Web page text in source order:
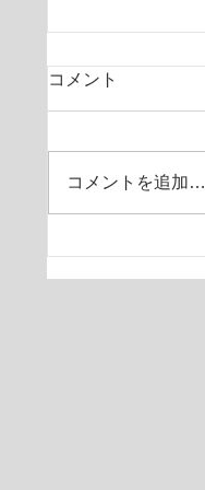
コーチBB
コメント
コメントを追加…